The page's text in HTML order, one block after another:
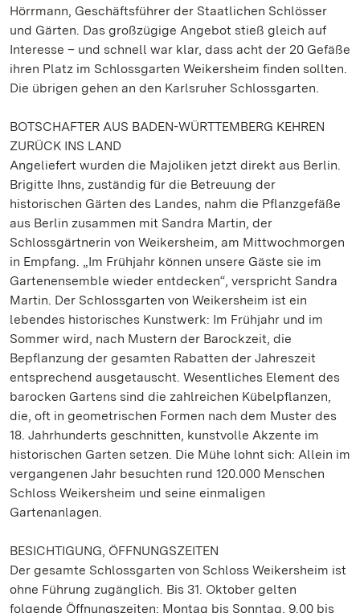
Hörrmann, Geschäftsführer der Staatlichen Schlösser
und Gärten. Das großzügige Angebot stieß gleich auf
Interesse – und schnell war klar, dass acht der 20 Gefäße
ihren Platz im Schlossgarten Weikersheim finden sollten.
Die übrigen gehen an den Karlsruher Schlossgarten.
BOTSCHAFTER AUS BADEN-WÜRTTEMBERG KEHREN
ZURÜCK INS LAND
Angeliefert wurden die Majoliken jetzt direkt aus Berlin.
Brigitte Ihns, zuständig für die Betreuung der
historischen Gärten des Landes, nahm die Pflanzgefäße
aus Berlin zusammen mit Sandra Martin, der
Schlossgärtnerin von Weikersheim, am Mittwochmorgen
in Empfang. „Im Frühjahr können unsere Gäste sie im
Gartenensemble wieder entdecken“, verspricht Sandra
Martin. Der Schlossgarten von Weikersheim ist ein
lebendes historisches Kunstwerk: Im Frühjahr und im
Sommer wird, nach Mustern der Barockzeit, die
Bepflanzung der gesamten Rabatten der Jahreszeit
entsprechend ausgetauscht. Wesentliches Element des
barocken Gartens sind die zahlreichen Kübelpflanzen,
die, oft in geometrischen Formen nach dem Muster des
18. Jahrhunderts geschnitten, kunstvolle Akzente im
historischen Garten setzen. Die Mühe lohnt sich: Allein im
vergangenen Jahr besuchten rund 120.000 Menschen
Schloss Weikersheim und seine einmaligen
Gartenanlagen.
BESICHTIGUNG, ÖFFNUNGSZEITEN
Der gesamte Schlossgarten von Schloss Weikersheim ist
ohne Führung zugänglich. Bis 31. Oktober gelten
folgende Öffnungszeiten: Montag bis Sonntag, 9.00 bis